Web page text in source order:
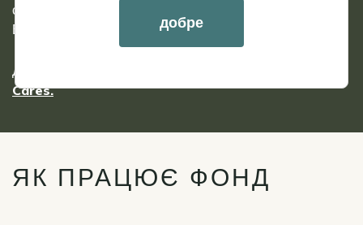
співпраці з Управлінням охорони здоров'я штату
Вашингтон та Департаментом зайнятості.
Дізнайтеся більше про
Cares.
ЯК ПРАЦЮЄ ФОНД
добре